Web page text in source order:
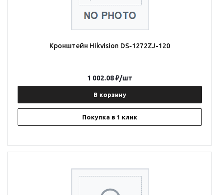
Кронштейн Hikvision DS-1272ZJ-120
В корзину
Покупка в 1 клик
1 002.08₽/шт